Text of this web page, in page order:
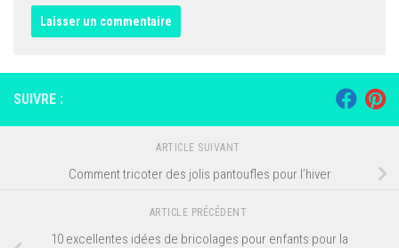
SUIVRE :
ARTICLE SUIVANT
Comment tricoter des jolis pantoufles pour l’hiver
ARTICLE PRÉCÉDENT
10 excellentes idées de bricolages pour enfants pour la